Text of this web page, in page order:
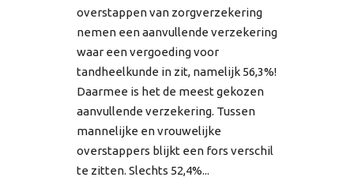
overstappen van zorgverzekering
nemen een aanvullende verzekering
waar een vergoeding voor
tandheelkunde in zit, namelijk 56,3%!
Daarmee is het de meest gekozen
aanvullende verzekering. Tussen
mannelijke en vrouwelijke
overstappers blijkt een fors verschil
te zitten. Slechts 52,4%...